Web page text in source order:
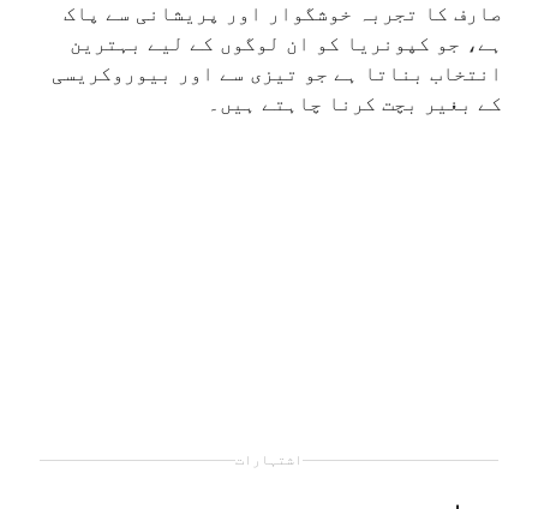
صارف کا تجربہ خوشگوار اور پریشانی سے پاک
ہے، جو کپونریا کو ان لوگوں کے لیے بہترین
انتخاب بناتا ہے جو تیزی سے اور بیوروکریسی
کے بغیر بچت کرنا چاہتے ہیں۔
اشتہارات